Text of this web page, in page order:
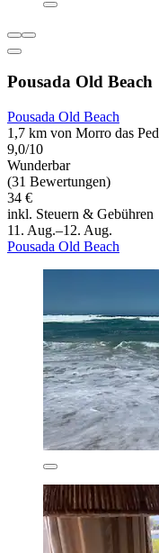
Pousada Old Beach
Pousada Old Beach
1,7 km von Morro das
9,0/10
Wunderbar
(31 Bewertungen)
34 €
inkl. Steuern & Gebühren
11. Aug.–12. Aug.
Pousada Old Beach